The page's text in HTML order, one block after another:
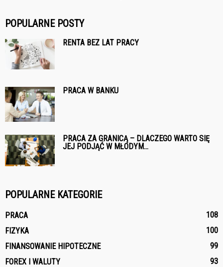
POPULARNE POSTY
RENTA BEZ LAT PRACY
PRACA W BANKU
PRACA ZA GRANICĄ – DLACZEGO WARTO SIĘ
JEJ PODJĄĆ W MŁODYM...
POPULARNE KATEGORIE
PRACA
108
FIZYKA
100
FINANSOWANIE HIPOTECZNE
99
FOREX I WALUTY
93